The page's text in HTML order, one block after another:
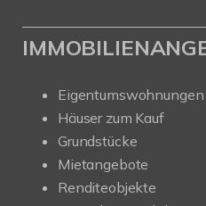
Eigentumswohnungen
Häuser zum Kauf
Grundstücke
Mietangebote
Renditeobjekte